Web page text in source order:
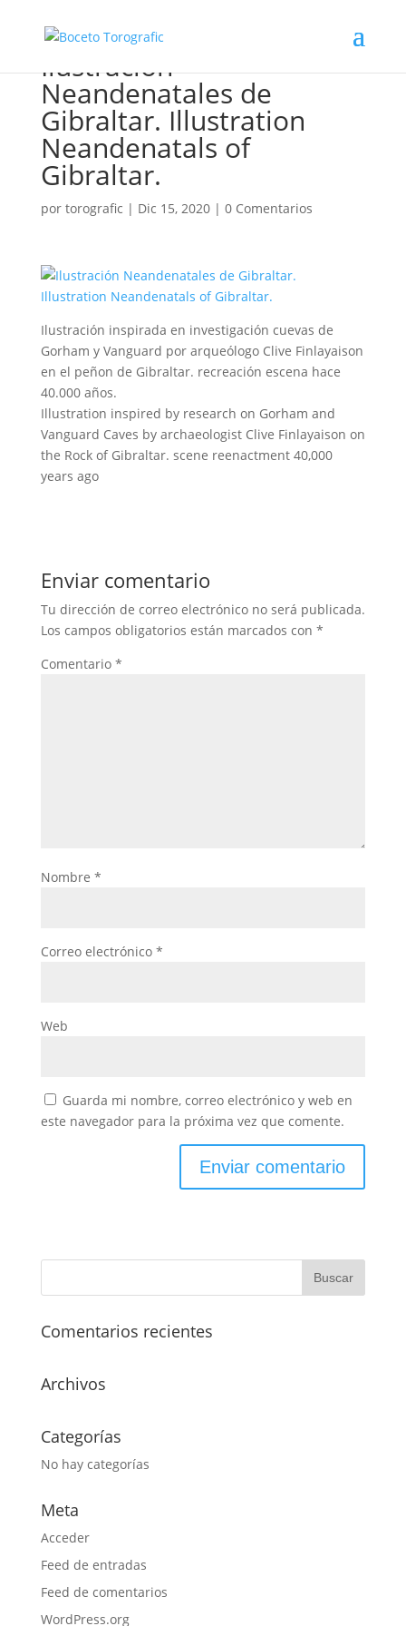
Ilustración
Neandenatales de
Gibraltar. Illustration
Neandenatals of
Gibraltar.
por torografic | Dic 15, 2020| 0 Comentarios
Ilustración inspirada en investigación cuevas de
Gorham y Vanguard por arqueólogo Clive Finlayaison
en el peñon de Gibraltar. recreación escena hace
40.000 años.
Illustration inspired by research on Gorham and
Vanguard Caves by archaeologist Clive Finlayaison on
the Rock of Gibraltar. scene reenactment 40,000
years ago
Enviar comentario
Tu dirección de correo electrónico no será publicada.
Los campos obligatorios están marcados con *
Comentario *
Nombre *
Correo electrónico *
Web
Guarda mi nombre, correo electrónico y web en
este navegador para la próxima vez que comente.
Comentarios recientes
Archivos
Categorías
No hay categorías
Meta
Acceder
Feed de entradas
Feed de comentarios
WordPress.org